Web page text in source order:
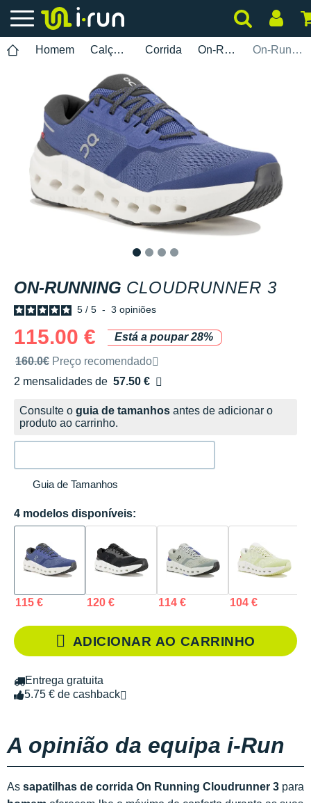
Homem Calçados Corrida On-Running On-Running Cloudrunner 3
ON-RUNNING CLOUDRUNNER 3
5 / 5 - 3 opiniões
115.00 €
Está a poupar 28%
Preço de venda recomendado pela marca
160.0€ Preço recomendado
2 mensalidades de 57.50 €
sem custos
Consulte o guia de tamanhos antes de adicionar o
produto ao carrinho.
Guia de Tamanhos
4 modelos disponíveis:
115 € 120 € 114 € 104 €
ADICIONAR AO CARRINHO
Entrega gratuita
5.75 € de cashback
A opinião da equipa i-Run
As sapatilhas de corrida On Running Cloudrunner 3 para